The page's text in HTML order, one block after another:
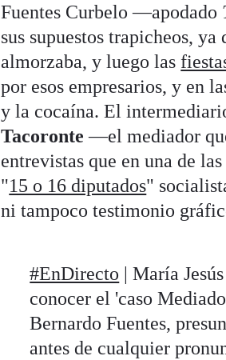
Fuentes Curbelo —apodado
sus supuestos trapicheos,
almorzaba, y luego las
por esos empresarios, y en
y la cocaína. El
Tacoronte —el mediador
entrevistas que en una de
"15 o 16 diputados"
ni tampoco testimonio
#EnDirecto | María
conocer el 'caso
Bernardo Fuentes,
antes de cualquier